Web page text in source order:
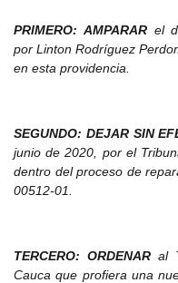
PRIMERO:AMPARAR el
por Linton Rodríguez
en esta providencia.
SEGUNDO: DEJAR SIN
junio de 2020, por el
dentro del proceso de
00512-01.
TERCERO: ORDENAR al
Cauca que profiera una